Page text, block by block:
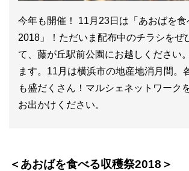
今年も開催！ 11月23日は「あおばを食
2018」！ただいま配布中のチラシをぜ
て、藤が丘駅前公園にお越しください
ます。11月は横浜市の地産地消月間。
も盛だくさん！マルシェネットワーク
お出かけください。
＜あおばを食べる収穫祭2018＞